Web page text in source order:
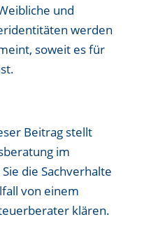
und
werden
soweit es für
Beitrag stellt
im
die Sachverhalte
von einem
klären.